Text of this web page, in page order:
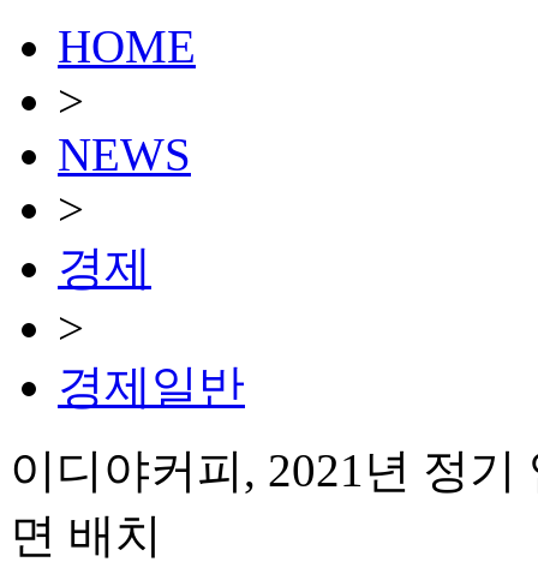
HOME
>
NEWS
>
경제
>
경제일반
이디야커피, 2021년 정
면 배치